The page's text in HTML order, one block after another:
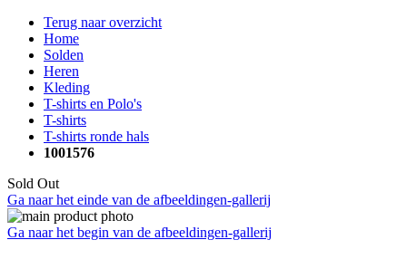
Terug naar overzicht
Home
Solden
Heren
Kleding
T-shirts en Polo's
T-shirts
T-shirts ronde hals
1001576
Sold Out
Ga naar het einde van de afbeeldingen-gallerij
Ga naar het begin van de afbeeldingen-gallerij